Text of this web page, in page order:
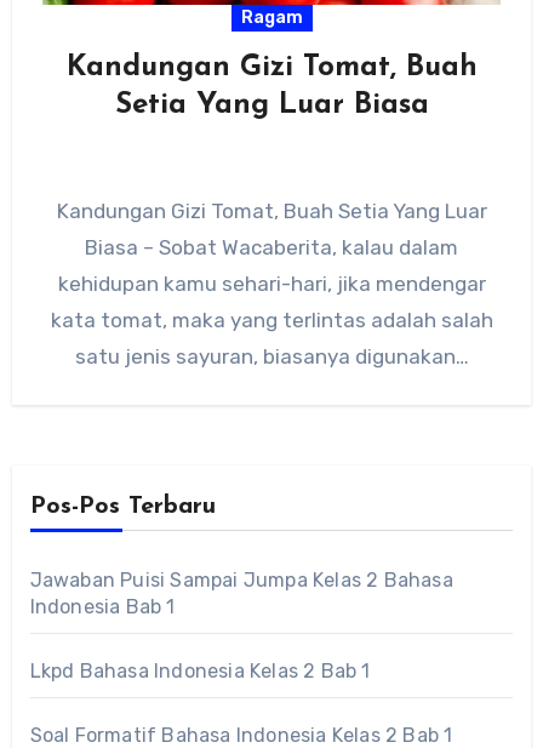
Ragam
Kandungan Gizi Tomat, Buah
Setia Yang Luar Biasa
Kandungan Gizi Tomat, Buah Setia Yang Luar
Biasa – Sobat Wacaberita, kalau dalam
kehidupan kamu sehari-hari, jika mendengar
kata tomat, maka yang terlintas adalah salah
satu jenis sayuran, biasanya digunakan…
Pos-Pos Terbaru
Jawaban Puisi Sampai Jumpa Kelas 2 Bahasa
Indonesia Bab 1
Lkpd Bahasa Indonesia Kelas 2 Bab 1
Soal Formatif Bahasa Indonesia Kelas 2 Bab 1